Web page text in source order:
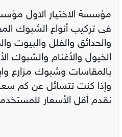
مؤسسة الاختيار الاول
فى تركيب أنواع الشبوك
والحدائق والفلل والبيوت
الخيول والأغنام والشبوك
بالمقاسات وشبوك مزارع
وإذا كنت تتسائل عن كم
نقدم أقل الأسعار